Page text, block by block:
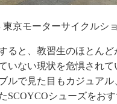
東京モーターサイクルシ
ると、教習生のほとんど
いない現状を危惧され
ルで見た目もカジュアル
SCOYCOシューズをおす